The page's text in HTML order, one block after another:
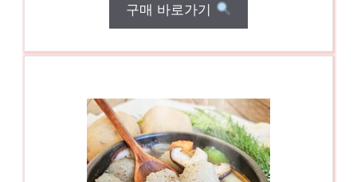
구매 바로가기